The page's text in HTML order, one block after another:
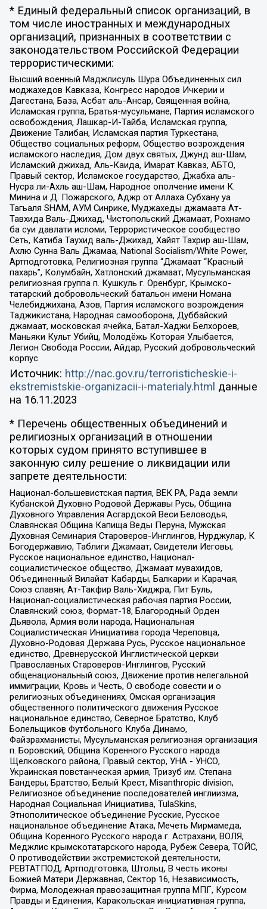
* Единый федеральный список организаций, в
том числе иностранных и международных
организаций, признанных в соответствии с
законодательством Российской Федерации
террористическими:
Высший военный Маджлисуль Шура Объединенных сил
моджахедов Кавказа, Конгресс народов Ичкерии и
Дагестана, База, Асбат аль-Ансар, Священная война,
Исламская группа, Братья-мусульмане, Партия исламского
освобождения, Лашкар-И-Тайба, Исламская группа,
Движение Талибан, Исламская партия Туркестана,
Общество социальных реформ, Общество возрождения
исламского наследия, Дом двух святых, Джунд аш-Шам,
Исламский джихад, Аль-Каида, Имарат Кавказ, АБТО,
Правый сектор, Исламское государство, Джабха аль-
Нусра ли-Ахль аш-Шам, Народное ополчение имени К.
Минина и Д. Пожарского, Аджр от Аллаха Субхану уа
Тагьаля SHAM, АУМ Синрике, Муджахеды джамаата Ат-
Тавхида Валь-Джихад, Чистопольский Джамаат, Рохнамо
ба суи давлати исломи, Террористическое сообщество
Сеть, Катиба Таухид валь-Джихад, Хайят Тахрир аш-Шам,
Ахлю Сунна Валь Джамаа, National Socialism/White Power,
Артподготовка, Религиозная группа “Джамаат “Красный
пахарь”, Колумбайн, Хатлонский джамаат, Мусульманская
религиозная группа п. Кушкуль г. Оренбург, Крымско-
татарский добровольческий батальон имени Номана
Челебиджихана, Азов, Партия исламского возрождения
Таджикистана, Народная самооборона, Дуббайский
джамаат, московская ячейка, Батал-Хаджи Белхороев,
Маньяки Культ Убийц, Молодёжь Которая Улыбается,
Легион Свобода России, Айдар, Русский добровольческий
корпус
Источник: http://nac.gov.ru/terroristicheskie-i-
ekstremistskie-organizacii-i-materialy.html данные
на 16.11.2023
* Перечень общественных объединений и
религиозных организаций в отношении
которых судом принято вступившее в
законную силу решение о ликвидации или
запрете деятельности:
Национал-большевистская партия, ВЕК РА, Рада земли
Кубанской Духовно Родовой Державы Русь, Община
Духовного Управления Асгардской Веси Беловодья,
Славянская Община Капища Веды Перуна, Мужская
Духовная Семинария Староверов-Инглингов, Нурджулар, К
Богодержавию, Таблиги Джамаат, Свидетели Иеговы,
Русское национальное единство, Национал-
социалистическое общество, Джамаат мувахидов,
Объединенный Вилайат Кабарды, Балкарии и Карачая,
Союз славян, Ат-Такфир Валь-Хиджра, Пит Буль,
Национал-социалистическая рабочая партия России,
Славянский союз, Формат-18, Благородный Орден
Дьявола, Армия воли народа, Национальная
Социалистическая Инициатива города Череповца,
Духовно-Родовая Держава Русь, Русское национальное
единство, Древнерусской Инглистической церкви
Православных Староверов-Инглингов, Русский
общенациональный союз, Движение против нелегальной
иммиграции, Кровь и Честь, О свободе совести и о
религиозных объединениях, Омская организация
общественного политического движения Русское
национальное единство, Северное Братство, Клуб
Болельщиков Футбольного Клуба Динамо,
Файзрахманисты, Мусульманская религиозная организация
п. Боровский, Община Коренного Русского народа
Щелковского района, Правый сектор, УНА - УНСО,
Украинская повстанческая армия, Тризуб им. Степана
Бандеры, Братство, Белый Крест, Misanthropic division,
Религиозное объединение последователей инглиизма,
Народная Социальная Инициатива, TulaSkins,
Этнополитическое объединение Русские, Русское
национальное объединение Атака, Мечеть Мирмамеда,
Община Коренного Русского народа г. Астрахани, ВОЛЯ,
Меджлис крымскотатарского народа, Рубеж Севера, ТОЙС,
О противодействии экстремистской деятельности,
РЕВТАТПОД, Артподготовка, Штольц, В честь иконы
Божией Матери Державная, Сектор 16, Независимость,
Фирма, Молодежная правозащитная группа МПГ, Курсом
Правды и Единения, Каракольская инициативная группа,